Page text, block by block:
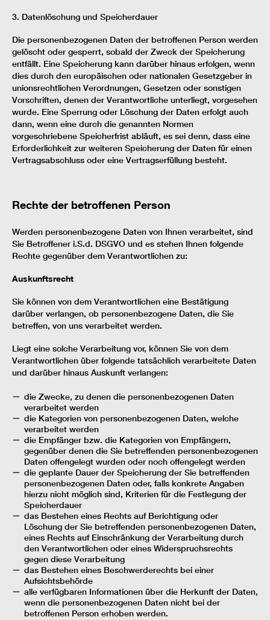
3. Datenlöschung und Speicherdauer
Die personenbezogenen Daten der betroffenen Person werden
gelöscht oder gesperrt, sobald der Zweck der Speicherung
entfällt. Eine Speicherung kann darüber hinaus erfolgen, wenn
dies durch den europäischen oder nationalen Gesetzgeber in
unionsrechtlichen Verordnungen, Gesetzen oder sonstigen
Vorschriften, denen der Verantwortliche unterliegt, vorgesehen
wurde. Eine Sperrung oder Löschung der Daten erfolgt auch
dann, wenn eine durch die genannten Normen
vorgeschriebene Speicherfrist abläuft, es sei denn, dass eine
Erforderlichkeit zur weiteren Speicherung der Daten für einen
Vertragsabschluss oder eine Vertragserfüllung besteht.
Rechte der betroffenen Person
Werden personenbezogene Daten von Ihnen verarbeitet, sind
Sie Betroffener i.S.d. DSGVO und es stehen Ihnen folgende
Rechte gegenüber dem Verantwortlichen zu:
Auskunftsrecht
Sie können von dem Verantwortlichen eine Bestätigung
darüber verlangen, ob personenbezogene Daten, die Sie
betreffen, von uns verarbeitet werden.
Liegt eine solche Verarbeitung vor, können Sie von dem
Verantwortlichen über folgende tatsächlich verarbeitete Daten
und darüber hinaus Auskunft verlangen:
die Zwecke, zu denen die personenbezogenen Daten
verarbeitet werden
die Kategorien von personenbezogenen Daten, welche
verarbeitet werden
die Empfänger bzw. die Kategorien von Empfängern,
gegenüber denen die Sie betreffenden personenbezogenen
Daten offengelegt wurden oder noch offengelegt werden
die geplante Dauer der Speicherung der Sie betreffenden
personenbezogenen Daten oder, falls konkrete Angaben
hierzu nicht möglich sind, Kriterien für die Festlegung der
Speicherdauer
das Bestehen eines Rechts auf Berichtigung oder
Löschung der Sie betreffenden personenbezogenen Daten,
eines Rechts auf Einschränkung der Verarbeitung durch
den Verantwortlichen oder eines Widerspruchsrechts
gegen diese Verarbeitung
das Bestehen eines Beschwerderechts bei einer
Aufsichtsbehörde
alle verfügbaren Informationen über die Herkunft der Daten,
wenn die personenbezogenen Daten nicht bei der
betroffenen Person erhoben werden.